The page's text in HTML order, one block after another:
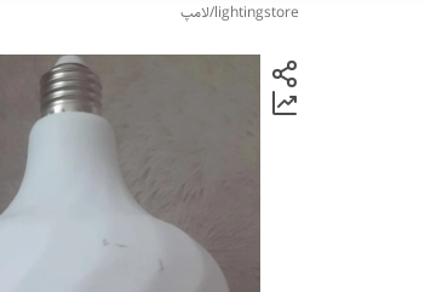
lightingstore
/لامپ